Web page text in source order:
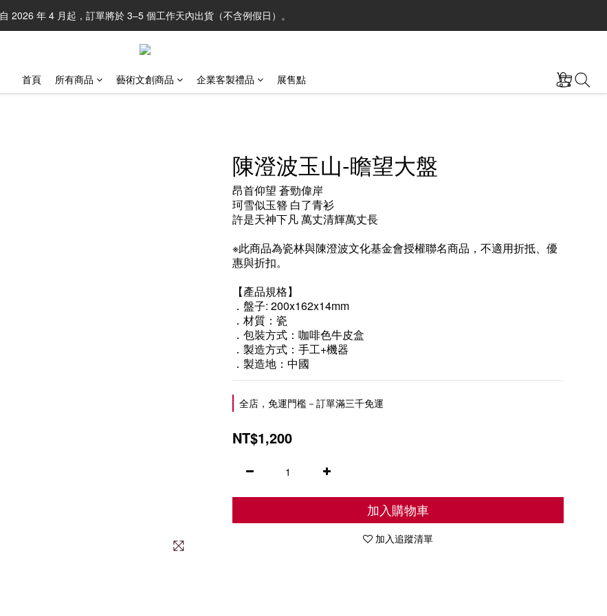
自 2026 年 4 月起，訂單將於 3–5 個工作天內出貨（不含例假日）。
首頁 所有商品 藝術文創商品 企業客製禮品 展售點
陳澄波玉山-瞻望大盤
昂首仰望 蒼勁偉岸
珂雪似玉簪 白了青衫
許是天神下凡 萬丈清輝萬丈長
※此商品為瓷林與陳澄波文化基金會授權聯名商品，不適用折抵、優
惠與折扣。
【產品規格】
．盤子: 200x162x14mm
．材質：瓷
．包裝方式：咖啡色牛皮盒
．製造方式：手工+機器
．製造地：中國
全店，免運門檻－訂單滿三千免運
NT$1,200
加入購物車
加入追蹤清單